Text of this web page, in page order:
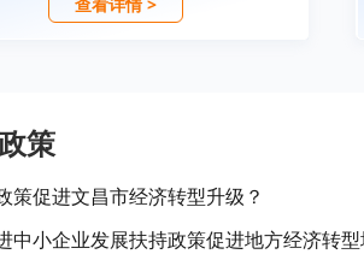
策
策促进文昌市经济转型升级？
中小企业发展扶持政策促进地方经济转